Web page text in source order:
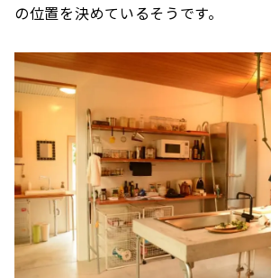
の位置を決めているそうです。